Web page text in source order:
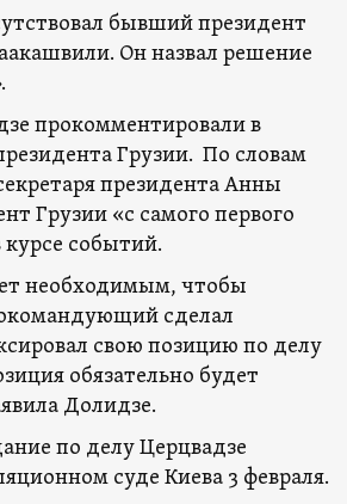
бывший президент
Он назвал решение
прокомментировали в
Грузии. По словам
президента Анны
Грузии «с самого первого
событий.
необходимым, чтобы
сделал
свою позицию по делу
обязательно будет
Долидзе.
по делу Церцвадзе
суде Киева 3 февраля.